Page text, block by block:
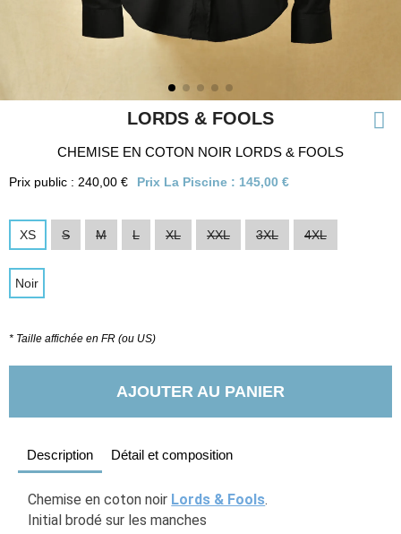
LORDS & FOOLS
CHEMISE EN COTON NOIR LORDS & FOOLS
Prix public : 240,00 € Prix La Piscine : 145,00 €
XS S M L XL XXL 3XL 4XL
Noir
* Taille affichée en FR (ou US)
AJOUTER AU PANIER
Description Détail et composition
Chemise en coton noir Lords & Fools.
Initial brodé sur les manches